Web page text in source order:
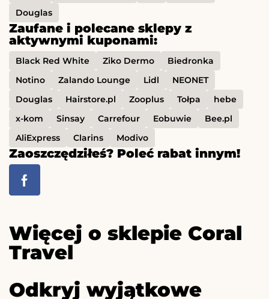
Douglas
Zaufane i polecane sklepy z
aktywnymi kuponami:
Black Red White Ziko Dermo
Biedronka
Notino
Zalando Lounge Lidl
NEONET
Douglas
Hairstore.pl Zooplus Tołpa
hebe
x-kom
Sinsay Carrefour Eobuwie
Bee.pl
AliExpress
Clarins Modivo
Zaoszczędziłeś? Poleć rabat innym!
Więcej o sklepie Coral
Travel
Odkryj wyjątkowe